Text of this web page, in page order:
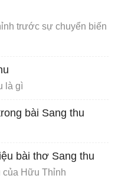
trước sự chuyển biến
là gì
bài Sang thu
bài thơ Sang thu
của Hữu Thỉnh